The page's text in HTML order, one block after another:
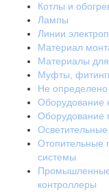
Котлы и
Лампы
Линии
Материал
Материалы
Муфты,
Не определено
Оборудование
Оборудование
Отопительные
системы
Промышленные
контроллеры